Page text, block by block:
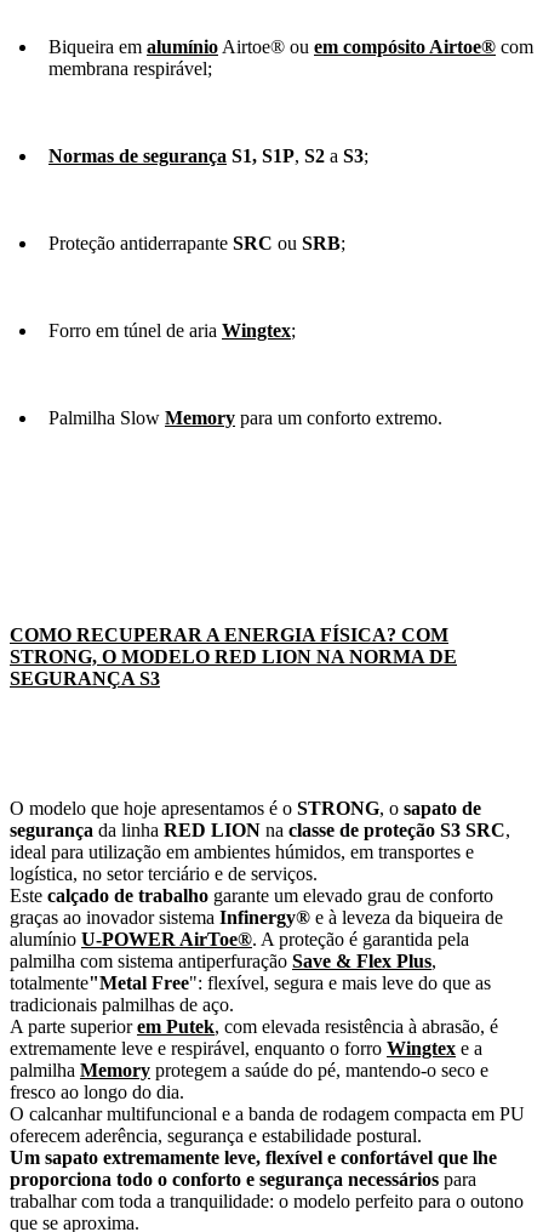
Biqueira em alumínio Airtoe® ou em compósito Airtoe® com
membrana respirável;
Normas de segurança S1, S1P, S2 a S3;
Proteção antiderrapante SRC ou SRB;
Forro em túnel de aria Wingtex;
Palmilha Slow Memory para um conforto extremo.
COMO RECUPERAR A ENERGIA FÍSICA? COM
STRONG, O MODELO RED LION NA NORMA DE
SEGURANÇA S3
O modelo que hoje apresentamos é o STRONG, o sapato de
segurança da linha RED LION na classe de proteção S3 SRC,
ideal para utilização em ambientes húmidos, em transportes e
logística, no setor terciário e de serviços.
Este calçado de trabalho garante um elevado grau de conforto
graças ao inovador sistema Infinergy® e à leveza da biqueira de
alumínio U-POWER AirToe®. A proteção é garantida pela
palmilha com sistema antiperfuração Save & Flex Plus,
totalmente"Metal Free": flexível, segura e mais leve do que as
tradicionais palmilhas de aço.
A parte superiorem Putek, com elevada resistência à abrasão, é
extremamente leve e respirável, enquanto o forro Wingtex e a
palmilha Memory protegem a saúde do pé, mantendo-o seco e
fresco ao longo do dia.
O calcanhar multifuncional e a banda de rodagem compacta em PU
oferecem aderência, segurança e estabilidade postural.
Um sapato extremamente leve, flexível e confortável que lhe
proporciona todo o conforto e segurança necessários para
trabalhar com toda a tranquilidade: o modelo perfeito para o outono
que se aproxima.